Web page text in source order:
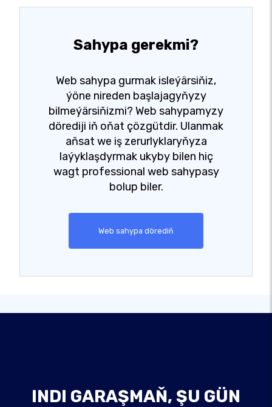
Sahypa gerekmi?
Web sahypa gurmak isleýärsiňiz,
ýöne nireden başlajagyňyzy
bilmeýärsiňizmi? Web sahypamyzy
dörediji iň oňat çözgütdir. Ulanmak
aňsat we iş zerurlyklaryňyza
laýyklaşdyrmak ukyby bilen hiç
wagt professional web sahypasy
bolup biler.
Web sahypa dörediň
INDI GARAŞMAŇ, ŞU GÜN